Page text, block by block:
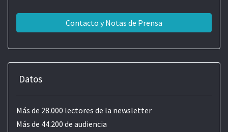
Contacto y Notas de Prensa
Datos
Más de 28.000 lectores de la newsletter
Más de 44.200 de audiencia